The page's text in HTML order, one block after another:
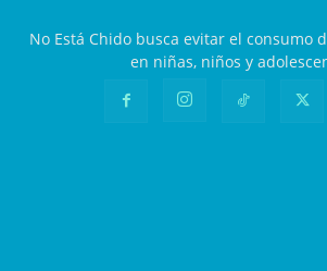
No Está Chido busca evitar el consumo
en niñas, niños y